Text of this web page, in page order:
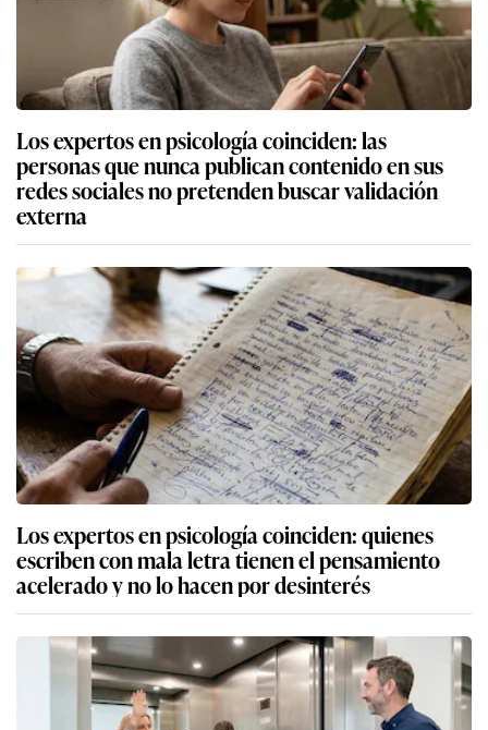
Los expertos en psicología coinciden: las
personas que nunca publican contenido en sus
redes sociales no pretenden buscar validación
externa
Los expertos en psicología coinciden: quienes
escriben con mala letra tienen el pensamiento
acelerado y no lo hacen por desinterés